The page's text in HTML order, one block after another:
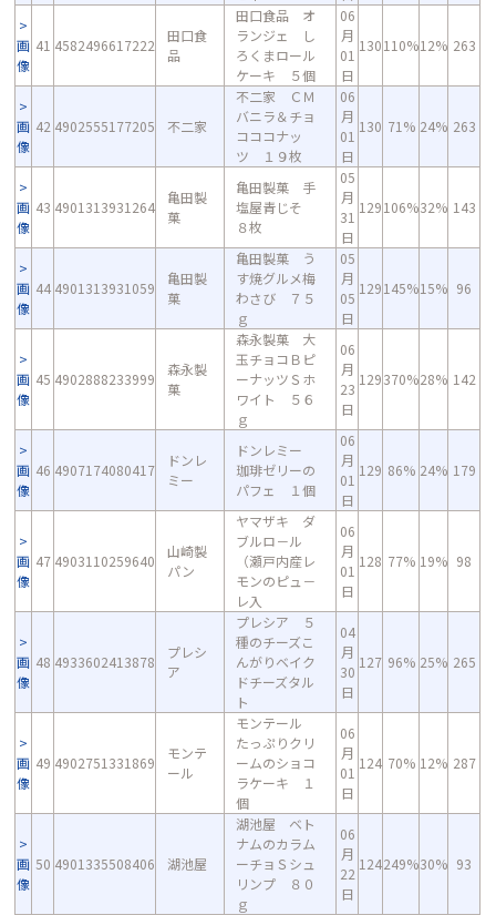
画
像
41 4582496617222
田口食
品
田口食品 オ
ランジェ し
ろくまロール
ケーキ ５個
06
月
01
日
130110%12% 263
画
像
42 4902555177205 不二家
不二家 ＣＭ
バニラ＆チョ
コココナッ
ツ １９枚
06
月
01
日
130 71% 24% 263
画
像
43 4901313931264
亀田製
菓
亀田製菓 手
塩屋青じそ
８枚
05
月
31
日
129106%32% 143
画
像
44 4901313931059
亀田製
菓
亀田製菓 う
す焼グルメ梅
わさび ７５
ｇ
05
月
05
日
129145%15% 96
画
像
45 4902888233999
森永製
菓
森永製菓 大
玉チョコＢピ
ーナッツＳホ
ワイト ５６
ｇ
06
月
23
日
129370%28% 142
画
像
46 4907174080417
ドンレ
ミー
ドンレミー
珈琲ゼリーの
パフェ １個
06
月
01
日
129 86% 24% 179
画
像
47 4903110259640
山崎製
パン
ヤマザキ ダ
ブルロ－ル
（瀬戸内産レ
モンのピュ－
レ入
06
月
01
日
128 77% 19% 98
画
像
48 4933602413878
プレシ
ア
プレシア ５
種のチーズこ
んがりベイク
ドチーズタル
ト
04
月
30
日
127 96% 25% 265
画
像
49 4902751331869
モンテ
ール
モンテール
たっぷりクリ
ームのショコ
ラケーキ １
個
06
月
01
日
124 70% 12% 287
画
像
50 4901335508406 湖池屋
湖池屋 ベト
ナムのカラム
ーチョＳシュ
リンプ ８０
ｇ
06
月
22
日
124249%30% 93